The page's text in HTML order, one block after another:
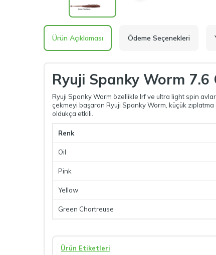
Ürün Açıklaması Ödeme Seçenekleri
Ryuji Spanky Worm 7.6
Ryuji Spanky Worm özellikle lrf ve ultra light spin
çekmeyi başaran Ryuji Spanky Worm, küçük
oldukça etkili.
Renk
Oil
Pink
Yellow
Green Chartreuse
Ürün Etiketleri